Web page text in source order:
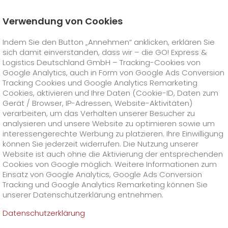
GO! Courier
GO! City
GO!Direct
GO!Same Day
GO! Touren
GO!On-Board-Courier
GO!Air Charter
GO! Express
GO!Overnight
Preise
Treibstoffzuschlag Overnight
>
GO!Worldwide +
Treibstoffzuschlag Worldwide
>
GO! Solutions
Branchenlösungen +
GO! Healthcare
GO!Hightech
GO!Media & Trade
Besondere Versandinhalte +
GO!Tierversand
GO!Gefahrgut
Besondere Versandanforderungen
GO!Freight-Service
GO! Value Added Services
Online Services +
GO! Kundenportal
Kundenportal Registrierung
IT Anbindungen
Unternehmen
UNTERWEGS ALS KURIERFAHRER VON GO!
Verwendung von Cookies
Indem Sie den Button „Annehmen“ anklicken, erklären Sie
sich damit einverstanden, dass wir – die GO! Express &
Logistics Deutschland GmbH – Tracking-Cookies von
Google Analytics, auch in Form von Google Ads Conversion
Tracking Cookies und Google Analytics Remarketing
Cookies, aktivieren und Ihre Daten (Cookie-ID, Daten zum
Gerät / Browser, IP-Adressen, Website-Aktivitäten)
verarbeiten, um das Verhalten unserer Besucher zu
analysieren und unsere Website zu optimieren sowie um
interessengerechte Werbung zu platzieren. Ihre Einwilligung
können Sie jederzeit widerrufen. Die Nutzung unserer
Website ist auch ohne die Aktivierung der entsprechenden
Cookies von Google möglich. Weitere Informationen zum
Einsatz von Google Analytics, Google Ads Conversion
Tracking und Google Analytics Remarketing können Sie
unserer Datenschutzerklärung entnehmen.
Datenschutzerklärung